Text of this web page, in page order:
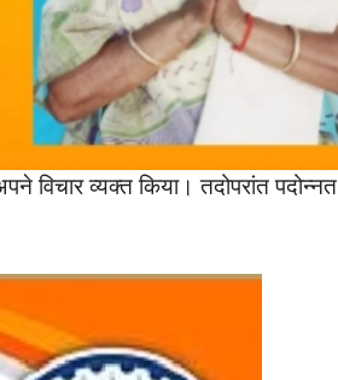
विचार व्यक्त किया। तदोपरांत पदोन्नत